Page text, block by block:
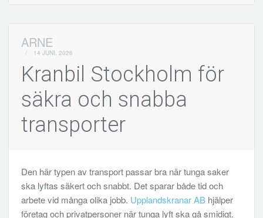
ARNE
/ 14 JUNI, 2026
Kranbil Stockholm för
säkra och snabba
transporter
Den här typen av transport passar bra när tunga saker
ska lyftas säkert och snabbt. Det sparar både tid och
arbete vid många olika jobb. Upplandskranar ABhjälper
företag och privatpersoner när tunga lyft ska gå smidigt.